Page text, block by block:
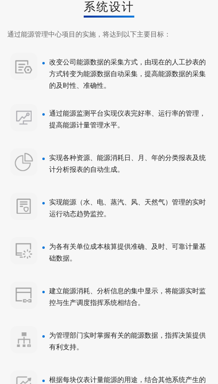
系统设计
通过能源管理中心项目的实施，将达到以下主要目标：
改变公司能源数据的采集方式，由现在的人工抄表的
方式转变为能源数据自动采集，提高能源数据的采集
的及时性、准确性。
通过能源监测平台实现仪表完好率、运行率的管理，
提高能源计量管理水平。
实现各种资源、能源消耗日、月、年的分类报表及统
计分析报表的自动生成。
实现能源（水、电、蒸汽、风、天然气）管理的实时
运行动态趋势监控。
为各有关单位成本核算提供准确、及时、可靠计量基
础数据。
建立能源消耗、分析信息的集中显示，将能源实时监
控与生产调度指挥系统相结合。
为管理部门实时掌握有关的能源数据，指挥决策提供
有利支持。
根据每块仪表计量能源的用途，结合其他系统产生的